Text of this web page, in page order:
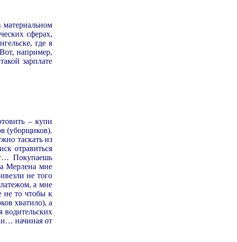
сферах,
где я
например,
зарплате
– купи
(уборщиков).
таскать из
отравиться
Покупаешь
Мерлена мне
не того
а мне
не то чтобы к
хватило), а
водительских
начиная от